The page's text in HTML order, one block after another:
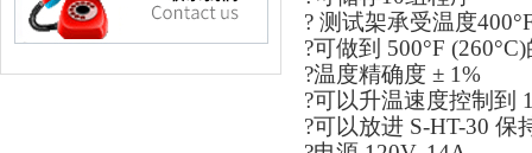
? 测试架承受温度
?可做到 500°F
?温度精确度 ± 1%
?可以升温速度控制到
?可以放进 S-HT-30 保